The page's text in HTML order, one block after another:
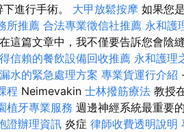
進行手術。 大甲放鬆按摩 如果您
所推薦 合法專業徵信社推薦 永和護
在這篇文章中，我不僅要告訴您會陰
信賴的餐飲設備回收推薦 永和護理
水的緊急處理方案 專業貨運行介紹
程 Neimevakin 士林撥筋療法 教授
植牙專業服務 週邊神經系統最重要
證辦理資訊 炎症 律師收費透明說明